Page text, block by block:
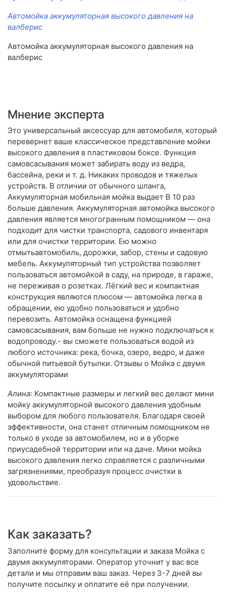
Автомойка аккумуляторная высокого давления на
валберис
Автомойка аккумуляторная высокого давления на
валберис
Мнение эксперта
Это универсальный аксессуар для автомобиля, который
перевернет ваше классическое представление мойки
высокого давления в пластиковом боксе. Функция
самовсасывания может забирать воду из ведра,
бассейна, реки и т. д. Никаких проводов и тяжелых
устройств. В отличии от обычного шланга,
Аккумуляторная мобильная мойка выдает В 10 раз
больше давления. Аккумуляторная автомойка высокого
давления является многогранным помощником — она
подходит для чистки транспорта, садового инвентаря
или для очистки территории. Ею можно
отмытьавтомобиль, дорожки, забор, стены и садовую
мебель. Аккумуляторный тип устройства позволяет
пользоваться автомойкой в саду, на природе, в гараже,
не переживая о розетках. Лёгкий вес и компактная
конструкция являются плюсом — автомойка легка в
обращении, ею удобно пользоваться и удобно
перевозить. Автомойка оснащена функцией
самовсасывания, вам больше не нужно подключаться к
водопроводу.- вы сможете пользоваться водой из
любого источника: река, бочка, озеро, ведро, и даже
обычной питьевой бутылки. Отзывы о Мойка с двумя
аккумуляторами
Алина: Компактные размеры и легкий вес делают мини
мойку аккумуляторной высокого давления удобным
выбором для любого пользователя. Благодаря своей
эффективности, она станет отличным помощником не
только в уходе за автомобилем, но и в уборке
приусадебной территории или на даче. Мини мойка
высокого давления легко справляется с различными
загрязнениями, преобразуя процесс очистки в
удовольствие.
Как заказать?
Заполните форму для консультации и заказа Мойка с
двумя аккумуляторами. Оператор уточнит у вас все
детали и мы отправим ваш заказ. Через 3-7 дней вы
получите посылку и оплатите её при получении.